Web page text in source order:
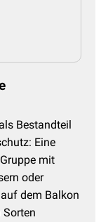
Bestandteil
Eine
mit
oder
dem Balkon
Sorten